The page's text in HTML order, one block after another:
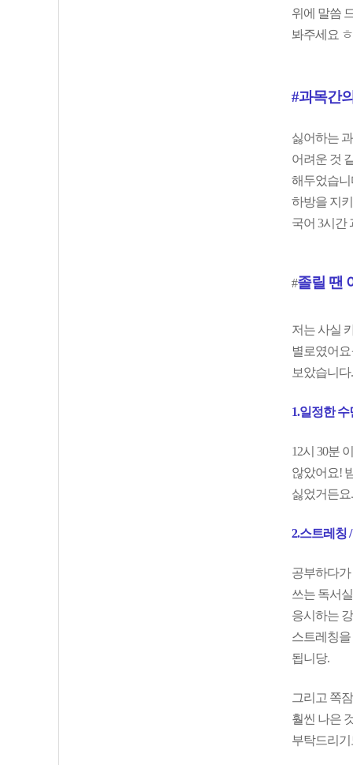
위에 말씀
봐주세요
#과목간
싫어하는
어려운 것
해두었습니
하방을 지
국어 3시간
#졸릴 땐
저는 사실
별로였어
보았습니다.
1.일정한
12시 30분
않았어요!
싫었거든
2.스트레칭
공부하다
쓰는 독서
응시하는
스트레칭
됩니당.
그리고 쪽
훨씬 나은
부탁드리